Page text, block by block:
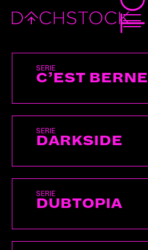
ZOFF ZORRE
SERIE
C’EST BERNE
SERIE
DARKSIDE
SERIE
DUBTOPIA